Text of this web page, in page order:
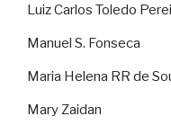
Luiz Carlos Toledo
Manuel S. Fonseca
Maria Helena RR de
Mary Zaidan